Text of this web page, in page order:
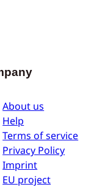
About us
Help
Terms of service
Privacy Policy
Imprint
EU project